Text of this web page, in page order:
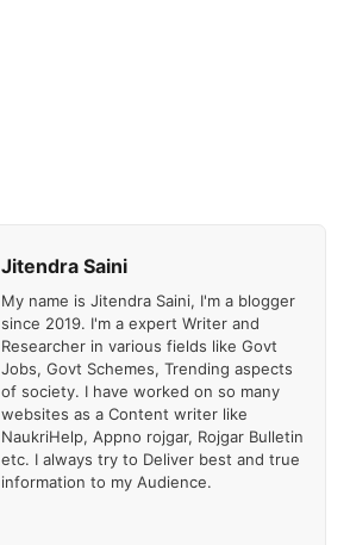
Jitendra Saini
My name is Jitendra Saini, I'm a blogger
since 2019. I'm a expert Writer and
Researcher in various fields like Govt
Jobs, Govt Schemes, Trending aspects
of society. I have worked on so many
websites as a Content writer like
NaukriHelp, Appno rojgar, Rojgar Bulletin
etc. I always try to Deliver best and true
information to my Audience.